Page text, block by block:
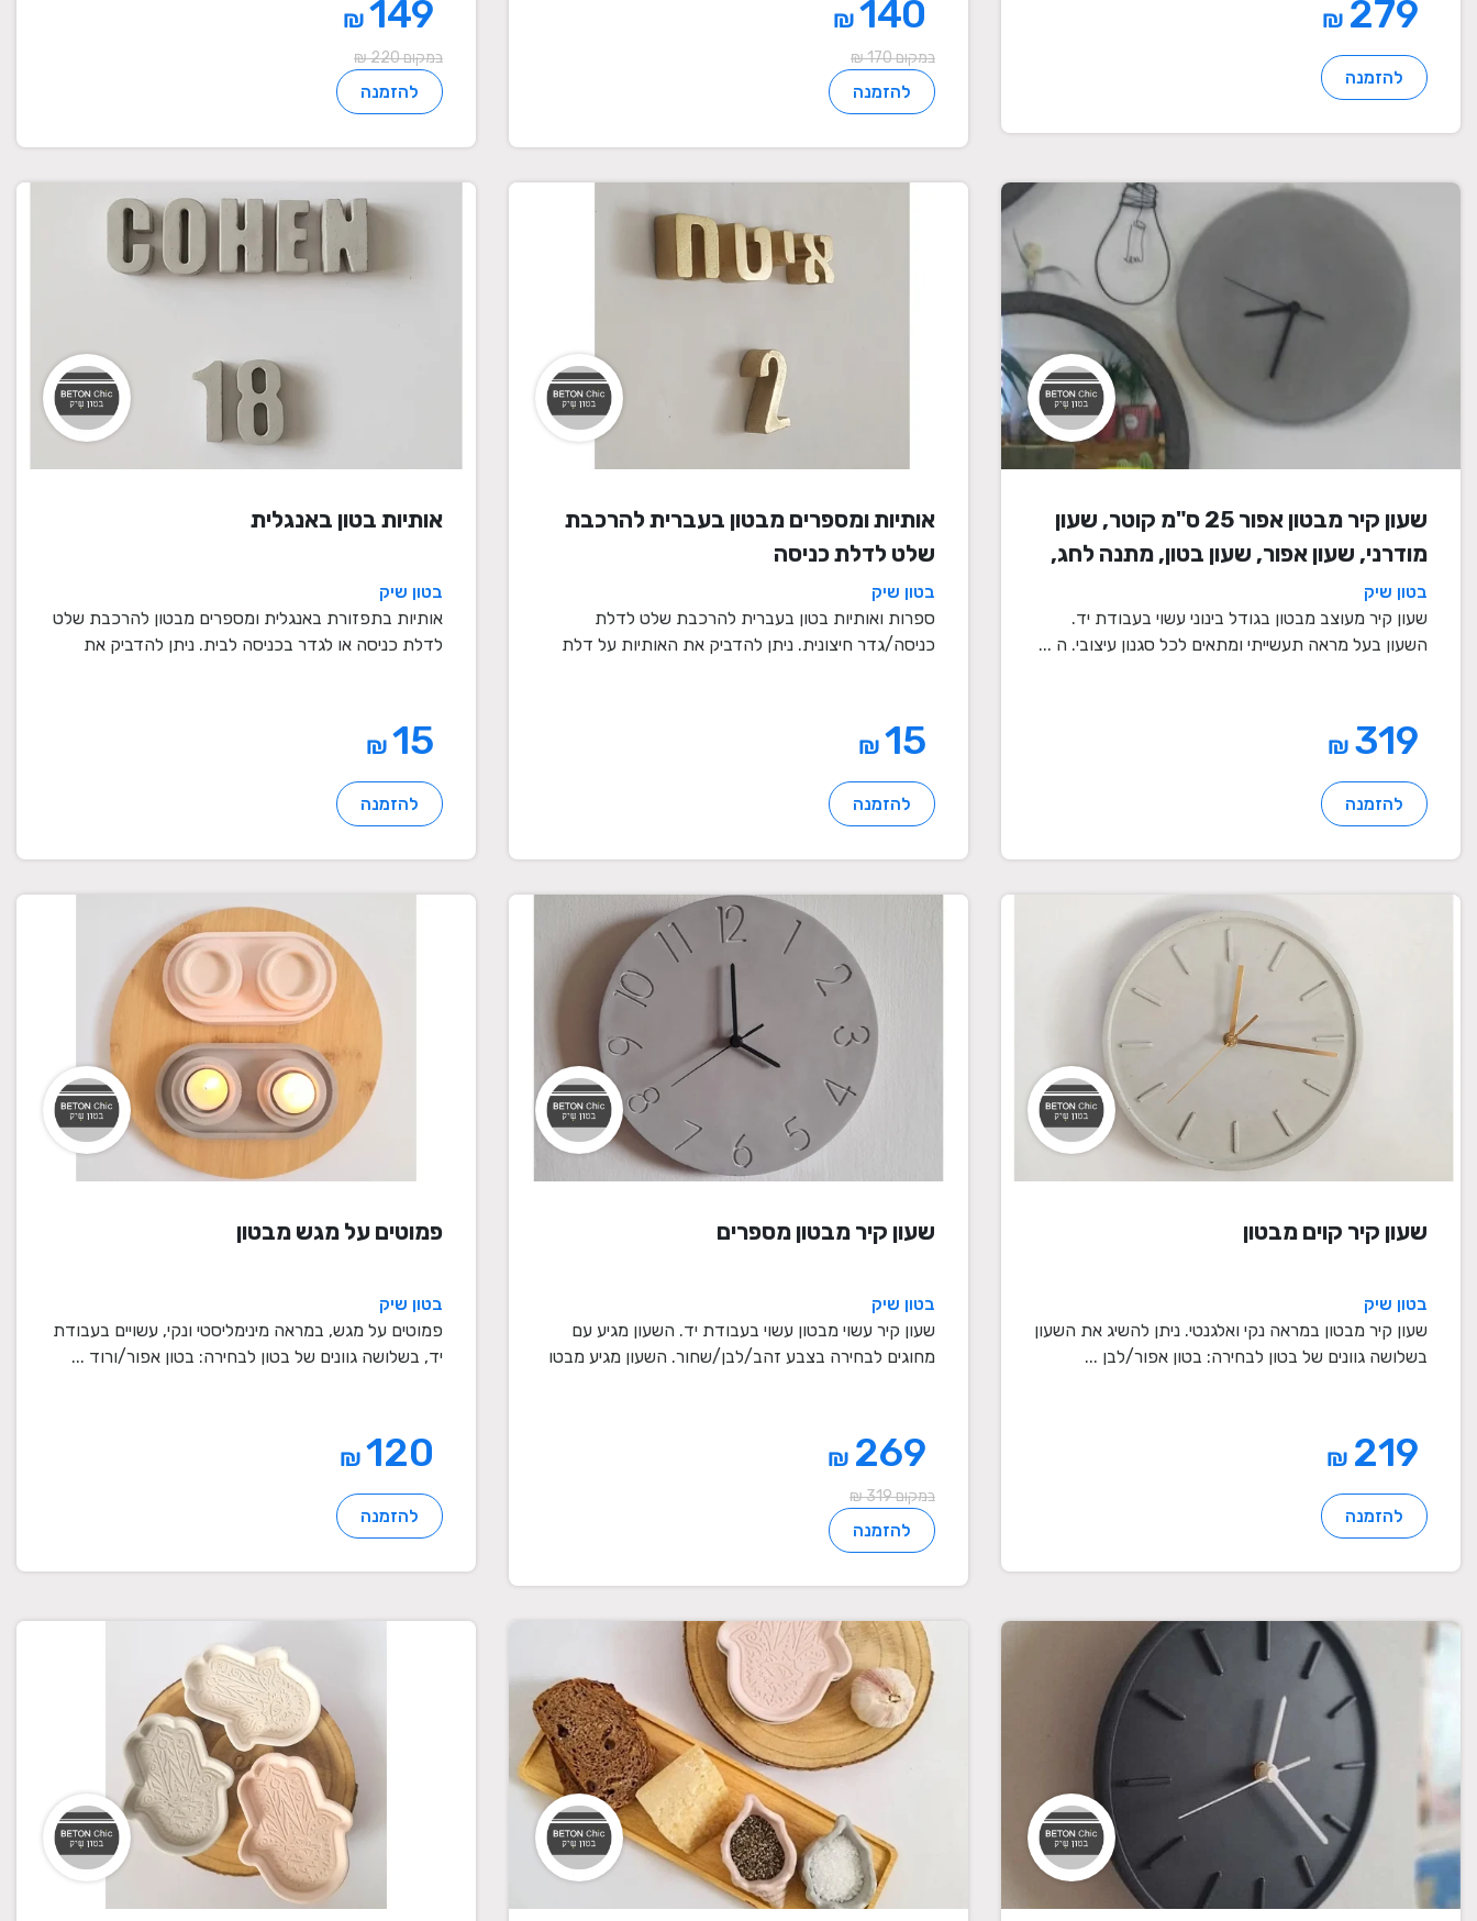
₪
להזמנה
₪
במקום 170 ₪
להזמנה
₪
במקום 220 ₪
להזמנה
שעון קיר מבטון אפור 25 ס"מ קוטר, שעון
מודרני, שעון אפור, שעון בטון, מתנה לחג,
שעון מעוצב, שעון מיוחד, שעון תעשייתי,
שעון לסלון, שעון קיר
בטון שיק
שעון קיר מעוצב מבטון בגודל בינוני עשוי בעבודת יד.
השעון בעל מראה תעשייתי ומתאים לכל סגנון עיצובי. ה ...
₪
להזמנה
אותיות ומספרים מבטון בעברית להרכבת
שלט לדלת כניסה
בטון שיק
ספרות ואותיות בטון בעברית להרכבת שלט לדלת
כניסה/גדר חיצונית. ניתן להדביק את האותיות על דלת
₪
להזמנה
אותיות בטון באנגלית
בטון שיק
אותיות בתפזורת באנגלית ומספרים מבטון להרכבת שלט
לדלת כניסה או לגדר בכניסה לבית. ניתן להדביק את
₪
להזמנה
שעון קיר קוים מבטון
בטון שיק
שעון קיר מבטון במראה נקי ואלגנטי. ניתן להשיג את השעון
בשלושה גוונים של בטון לבחירה: בטון אפור/לבן ...
₪
להזמנה
שעון קיר מבטון מספרים
בטון שיק
שעון קיר עשוי מבטון עשוי בעבודת יד. השעון מגיע עם
מחוגים לבחירה בצבע זהב/לבן/שחור. השעון מגיע מבטו
₪
במקום 319 ₪
להזמנה
פמוטים על מגש מבטון
בטון שיק
פמוטים על מגש, במראה מינימליסטי ונקי, עשויים בעבודת
יד, בשלושה גוונים של בטון לבחירה: בטון אפור/ורוד ...
₪
להזמנה